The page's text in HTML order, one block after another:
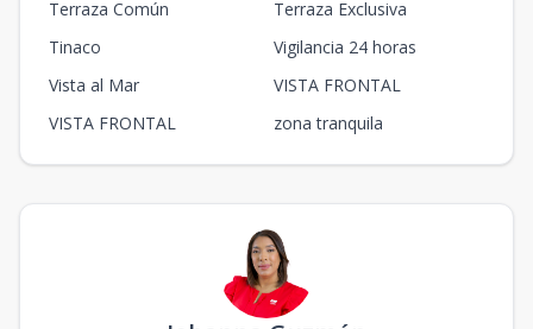
Terraza Común
Terraza Exclusiva
Tinaco
Vigilancia 24 horas
Vista al Mar
VISTA FRONTAL
VISTA FRONTAL
zona tranquila